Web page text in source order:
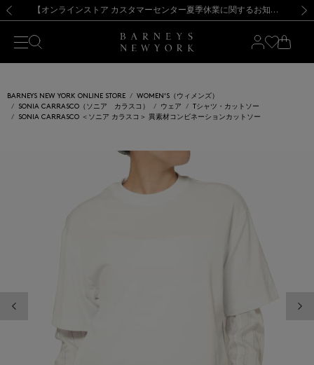
新規登録のお客様も対象！＜MY BARNEYS＞会員のお客様は11,000円（税込）以上のお買上げで常時送料無料！お買い物の際は会員登録を！
【夏季休業に伴う出荷一時停止のお知らせ】(2026.8.7) 【オンラインストア カスタマーセンター夏季休業に関するお知らせ】（2026.8.7）
【夏季休業に伴う返品・交換承り一時停止のお知らせ】（2026.8.5）
熊本県を中心とした地震の影響によるお荷物のお届けについて
【開催中】SUMMER SALEのご案内・ご注意事項 新規登録のお客様も対象！＜MY BARNEYS＞会員のお客様は11,000円（税込）以上のお買上げで常時送料無料！お買い物の際は会員登録を！
【夏季休業に伴う出荷一時停止のお知らせ】(2026.8.7)
BARNEYS NEW YORK ONLINE STORE
WOMEN'S（ウィメンズ）
SONIA CARRASCO（ソニア カラスコ）
ウェア
Tシャツ・カットソー
SONIA CARRASCO ＜ソニア カラスコ＞ 異素材コンビネーションカットソー